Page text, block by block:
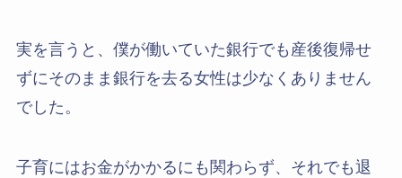
実を言うと、僕が働いていた銀行でも産後復帰せ
ずにそのまま銀行を去る女性は少なくありません
でした。
子育にはお金がかかるにも関わらず、それでも退